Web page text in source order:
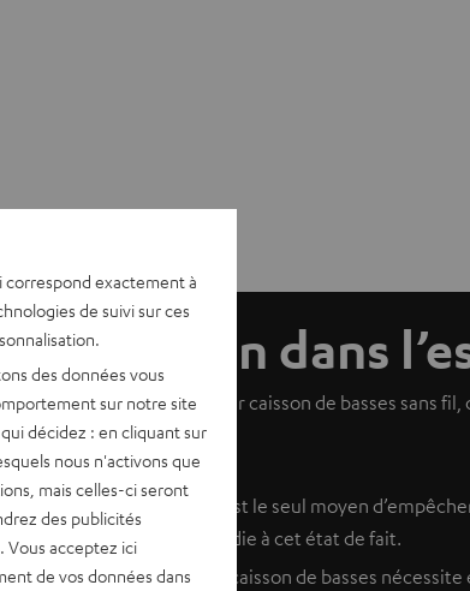
dans
Avec l’émetteur pour caisson de basses sans fil,
un contexte idéal. C’est le seul moyen
d’émission sans fil remédie à cet état de fait.
une connexion sans fil le caisson de basses
correspond exactement à
de suivi sur ces
des données vous
sur notre site
décidez : en cliquant sur
nous n'activons que
mais celles-ci seront
des publicités
Vous acceptez ici
de vos données dans